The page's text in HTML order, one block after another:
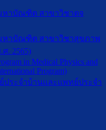
หาบัณฑิต สาขาวิชาตจ
หาบัณฑิต สาขาวิชาสุขภาพ
. 2565)
in Medical Physics and
Program)
ระจำบ้านและแพทย์ประจำ